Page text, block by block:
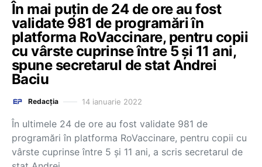
În mai puţin de 24 de ore au fost
validate 981 de programări în
platforma RoVaccinare, pentru copii
cu vârste cuprinse între 5 şi 11 ani,
spune secretarul de stat Andrei
Baciu
Redacția 14 ianuarie 2022
În ultimele 24 de ore au fost validate 981 de
programări în platforma RoVaccinare, pentru copii cu
vârste cuprinse între 5 şi 11 ani, a scris secretarul de